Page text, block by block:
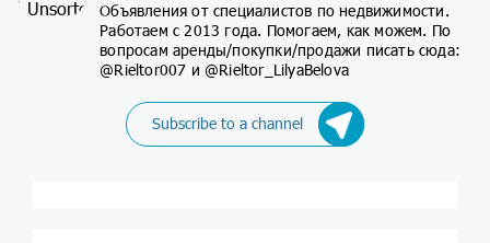
Объявления от специалистов по недвижимости.
Работаем с 2013 года. Помогаем, как можем. По
вопросам аренды/покупки/продажи писать сюда:
@Rieltor007 и @Rieltor_LilyaBelova
Subscribe to a channel